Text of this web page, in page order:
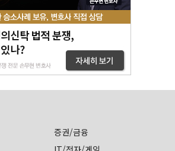
증권/금융